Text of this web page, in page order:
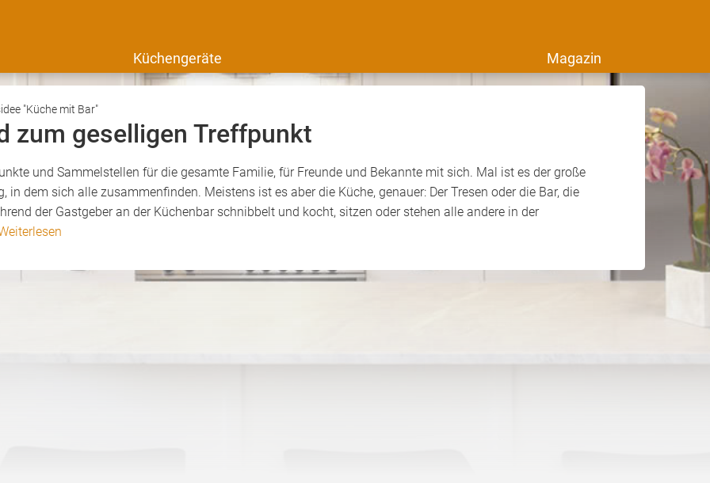
Küchengeräte Magazin
"Küche mit Bar"
zum geselligen Treffpunkt
und Sammelstellen für die gesamte Familie, für Freunde und Bekannte mit sich. Mal ist es der große
in dem sich alle zusammenfinden. Meistens ist es aber die Küche, genauer: Der Tresen oder die Bar, die
der Gastgeber an der Küchenbar schnibbelt und kocht, sitzen oder stehen alle andere in der